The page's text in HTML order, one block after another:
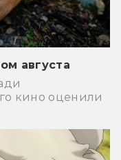
августа
кино оценили